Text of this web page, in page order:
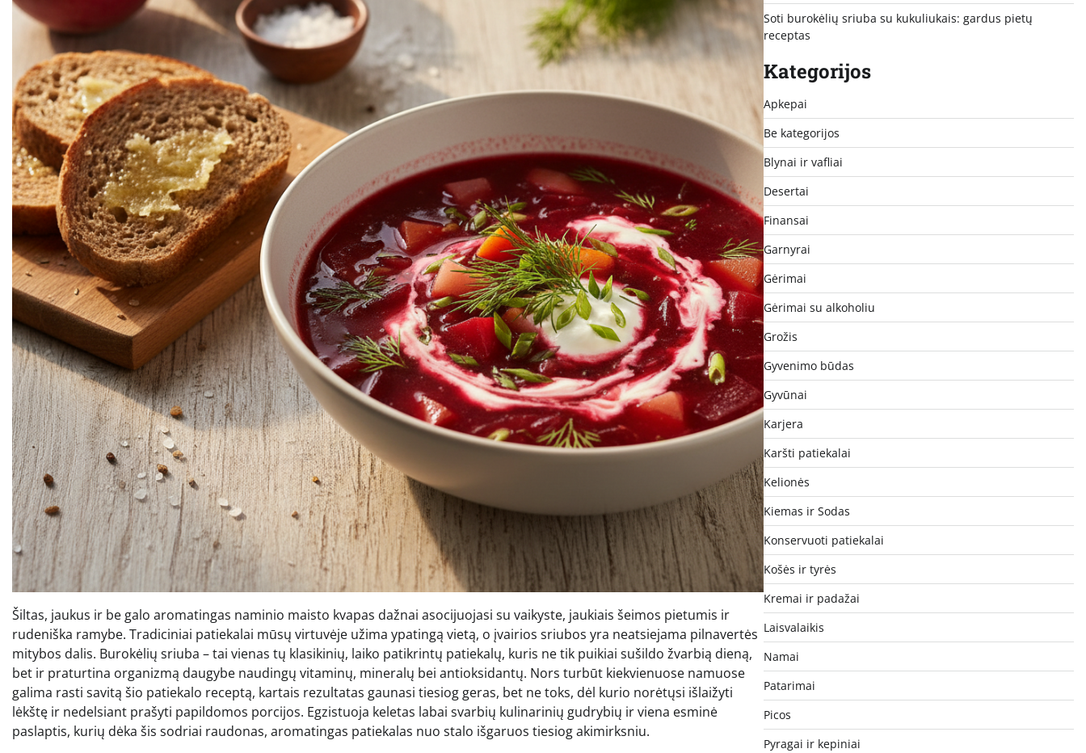
Šiltas, jaukus ir be galo aromatingas naminio maisto kvapas dažnai asocijuojasi su vaikyste, jaukiais šeimos pietumis ir
rudeniška ramybe. Tradiciniai patiekalai mūsų virtuvėje užima ypatingą vietą, o įvairios sriubos yra neatsiejama pilnavertės
mitybos dalis. Burokėlių sriuba – tai vienas tų klasikinių, laiko patikrintų patiekalų, kuris ne tik puikiai sušildo žvarbią dieną,
bet ir praturtina organizmą daugybe naudingų vitaminų, mineralų bei antioksidantų. Nors turbūt kiekvienuose namuose
galima rasti savitą šio patiekalo receptą, kartais rezultatas gaunasi tiesiog geras, bet ne toks, dėl kurio norėtųsi išlaižyti
lėkštę ir nedelsiant prašyti papildomos porcijos. Egzistuoja keletas labai svarbių kulinarinių gudrybių ir viena esminė
paslaptis, kurių dėka šis sodriai raudonas, aromatingas patiekalas nuo stalo išgaruos tiesiog akimirksniu.
Soti burokėlių sriuba su kukuliukais: gardus pietų
receptas
Kategorijos
Apkepai
Be kategorijos
Blynai ir vafliai
Desertai
Finansai
Garnyrai
Gėrimai
Gėrimai su alkoholiu
Grožis
Gyvenimo būdas
Gyvūnai
Karjera
Karšti patiekalai
Kelionės
Kiemas ir Sodas
Konservuoti patiekalai
Košės ir tyrės
Kremai ir padažai
Laisvalaikis
Namai
Patarimai
Picos
Pyragai ir kepiniai